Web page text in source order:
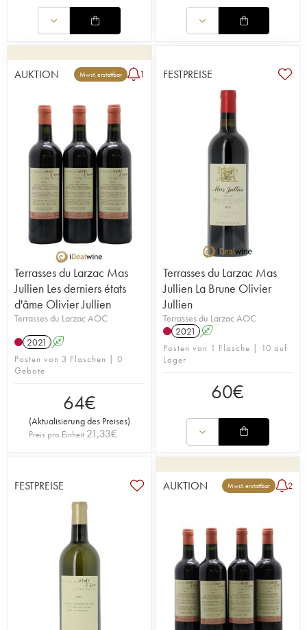
AUKTION Mwst. erstattbar 1
Terrasses du Larzac Mas
Jullien Les derniers états
d'âme Olivier Jullien
Terrasses du Larzac AOC
2021
A
Posten von 3 Flaschen | 0
Gebote
64€
(Aktualisierung des Preises)
Preis pro Einheit 21,33€
FESTPREISE
Terrasses du Larzac Mas
Jullien La Brune Olivier
Jullien
Terrasses du Larzac AOC
2021 A
Posten von 1 Flasche | 10 auf
Lager
60€
FESTPREISE AUKTION Mwst. erstattbar 2